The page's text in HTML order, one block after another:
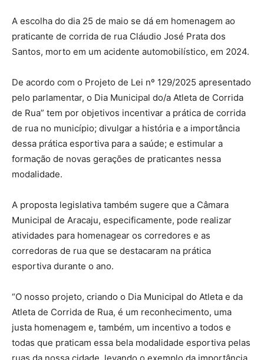
A escolha do dia 25 de maio se dá em homenagem ao
praticante de corrida de rua Cláudio José Prata dos
Santos, morto em um acidente automobilístico, em 2024.
De acordo com o Projeto de Lei nº 129/2025 apresentado
pelo parlamentar, o Dia Municipal do/a Atleta de Corrida
de Rua” tem por objetivos incentivar a prática de corrida
de rua no município; divulgar a história e a importância
dessa prática esportiva para a saúde; e estimular a
formação de novas gerações de praticantes nessa
modalidade.
A proposta legislativa também sugere que a Câmara
Municipal de Aracaju, especificamente, pode realizar
atividades para homenagear os corredores e as
corredoras de rua que se destacaram na prática
esportiva durante o ano.
“O nosso projeto, criando o Dia Municipal do Atleta e da
Atleta de Corrida de Rua, é um reconhecimento, uma
justa homenagem e, também, um incentivo a todos e
todas que praticam essa bela modalidade esportiva pelas